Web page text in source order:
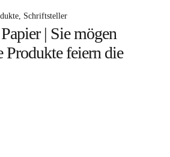
Atelierbesuch
Literatur
& Stift
Schriftsteller
| Sie mögen
Produkte feiern die